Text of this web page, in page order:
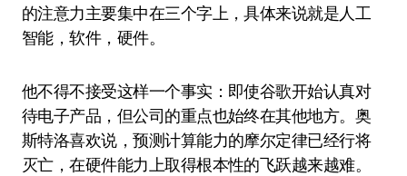
的注意力主要集中在三个字上，具体来说就是人工
智能，软件，硬件。
他不得不接受这样一个事实：即使谷歌开始认真对
待电子产品，但公司的重点也始终在其他地方。奥
斯特洛喜欢说，预测计算能力的摩尔定律已经行将
灭亡，在硬件能力上取得根本性的飞跃越来越难。